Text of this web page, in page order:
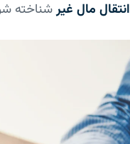
انتقال مال غیرشناخته